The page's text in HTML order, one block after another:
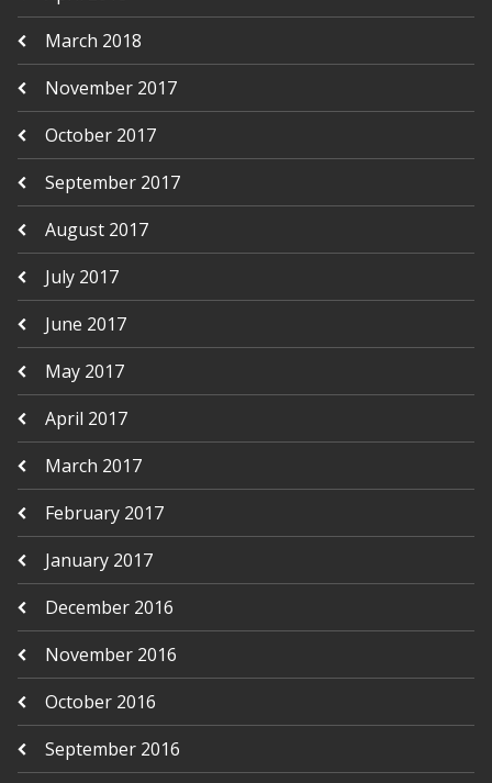
March 2018
November 2017
October 2017
September 2017
August 2017
July 2017
June 2017
May 2017
April 2017
March 2017
February 2017
January 2017
December 2016
November 2016
October 2016
September 2016